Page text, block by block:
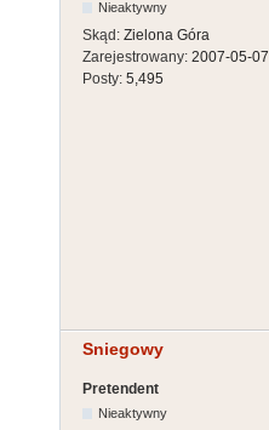
Nieaktywny
Skąd: Zielona Góra
Zarejestrowany: 2007-05-07
Posty: 5,495
Sniegowy
Pretendent
Nieaktywny